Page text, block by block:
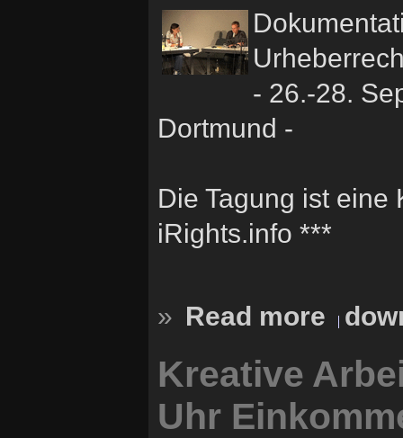
- 26.-28.
Dortmund -
Die Tagung ist eine
iRights.info ***
» Read more
Kreative
Uhr